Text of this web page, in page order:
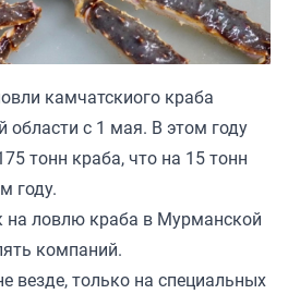
камчатскиого краба
с 1 мая. В этом году
тонн краба, что на 15 тонн
году.
на ловлю краба в Мурманской
компаний.
везде, только на специальных